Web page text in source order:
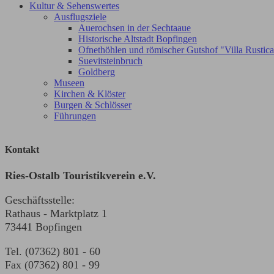
Kultur & Sehenswertes
Ausflugsziele
Auerochsen in der Sechtaaue
Historische Altstadt Bopfingen
Ofnethöhlen und römischer Gutshof "Villa
Suevitsteinbruch
Goldberg
Museen
Kirchen & Klöster
Burgen & Schlösser
Führungen
Kontakt
Ries-Ostalb Touristikverein e.V.
Geschäftsstelle:
Rathaus - Marktplatz 1
73441 Bopfingen
Tel. (07362) 801 - 60
Fax (07362) 801 - 99